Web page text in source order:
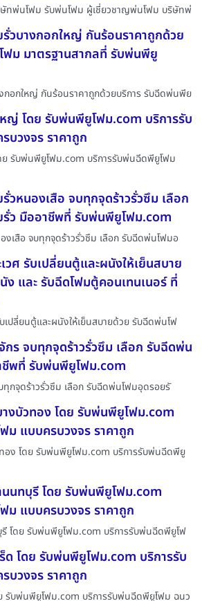
ทพ่นโฟม รับพ่นโฟม ผู้เชี่ยวชาญพ่นโฟม บริษัทพ่
วบางกอกใหญ่ กันร้อนราคาถูกด้วย
ม มาตรฐานสากลที่ รับพ่นพียู
อกใหญ่ กันร้อนราคาถูกด้วยบริการ รับฉีดพ่นพีย
ญ่ โดย รับพ่นพียูโฟม.com บริการรับ
วงจร ราคาถูก
ย รับพ่นพียูโฟม.com บริการรับพ่นฉีดพียูโฟม
หนองเสือ จบทุกจุดร้าวรั่วซึม เลือก
ว มืออาชีพที่ รับพ่นพียูโฟม.com
เสือ จบทุกจุดร้าวรั่วซึม เลือก รับฉีดพ่นโฟมอ
ศ รับเปลี่ยนตู้และผนังให้เย็นสบาย
และ รับฉีดโฟมตู้คอนเทนเนอร์ ที่
ปลี่ยนตู้และผนังให้เย็นสบายด้วย รับฉีดพ่นโฟ
ร จบทุกจุดร้าวรั่วซึม เลือก รับฉีดพ่น
ชีพที่ รับพ่นพียูโฟม.com
กจุดร้าวรั่วซึม เลือก รับฉีดพ่นโฟมอุดรอยรั
งบัวทอง โดย รับพ่นพียูโฟม.com
ม แบบครบวงจร ราคาถูก
อง โดย รับพ่นพียูโฟม.com บริการรับพ่นฉีดพียู
นทบุรี โดย รับพ่นพียูโฟม.com
ม แบบครบวงจร ราคาถูก
โดย รับพ่นพียูโฟม.com บริการรับพ่นฉีดพียูโฟ
ด โดย รับพ่นพียูโฟม.com บริการรับ
วงจร ราคาถูก
รับพ่นพียูโฟม.com บริการรับพ่นฉีดพียูโฟม ฉนว